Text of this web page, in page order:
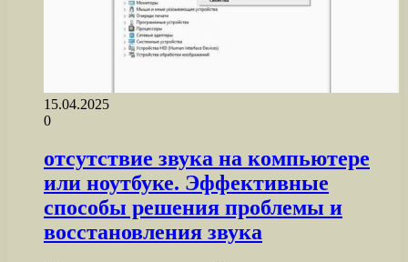
15.04.2025
0
отсутствие звука на компьютере
или ноутбуке. Эффективные
способы решения проблемы и
восстановления звука